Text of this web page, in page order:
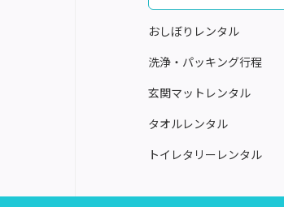
おしぼりレンタル
洗浄・パッキング行程
玄関マットレンタル
タオルレンタル
トイレタリーレンタル